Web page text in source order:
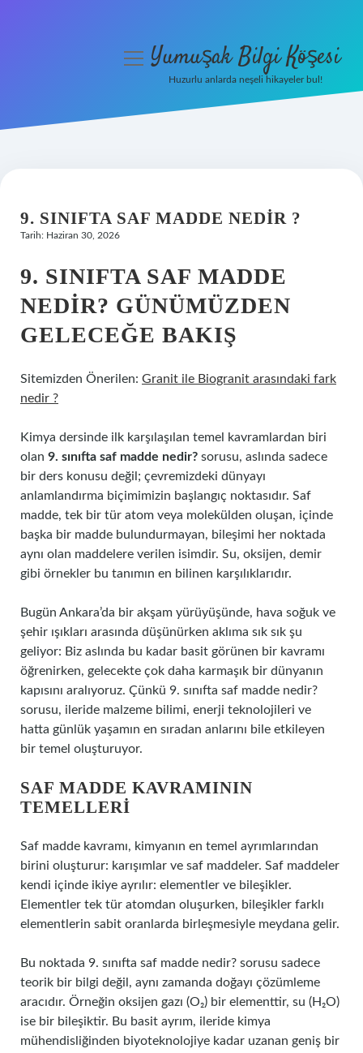
Hakkımızda
menüyüYumuşak Bilgi Köşesi
Huzurlu anlarda neşeli hikayeler bul!
9. SINIFTA SAF MADDE NEDIR ?
Tarih: Haziran 30, 2026
9. SINIFTA SAF MADDE
NEDIR? GÜNÜMÜZDEN
GELECEĞE BAKIŞ
Sitemizden Önerilen: Granit ile Biogranit arasındaki fark
nedir ?
Kimya dersinde ilk karşılaşılan temel kavramlardan biri
olan 9. sınıfta saf madde nedir? sorusu, aslında sadece
bir ders konusu değil; çevremizdeki dünyayı
anlamlandırma biçimimizin başlangıç noktasıdır. Saf
madde, tek bir tür atom veya molekülden oluşan, içinde
başka bir madde bulundurmayan, bileşimi her noktada
aynı olan maddelere verilen isimdir. Su, oksijen, demir
gibi örnekler bu tanımın en bilinen karşılıklarıdır.
Bugün Ankara’da bir akşam yürüyüşünde, hava soğuk ve
şehir ışıkları arasında düşünürken aklıma sık sık şu
geliyor: Biz aslında bu kadar basit görünen bir kavramı
öğrenirken, gelecekte çok daha karmaşık bir dünyanın
kapısını aralıyoruz. Çünkü 9. sınıfta saf madde nedir?
sorusu, ileride malzeme bilimi, enerji teknolojileri ve
hatta günlük yaşamın en sıradan anlarını bile etkileyen
bir temel oluşturuyor.
SAF MADDE KAVRAMININ
TEMELLERI
Saf madde kavramı, kimyanın en temel ayrımlarından
birini oluşturur: karışımlar ve saf maddeler. Saf maddeler
kendi içinde ikiye ayrılır: elementler ve bileşikler.
Elementler tek tür atomdan oluşurken, bileşikler farklı
elementlerin sabit oranlarda birleşmesiyle meydana gelir.
Bu noktada 9. sınıfta saf madde nedir? sorusu sadece
teorik bir bilgi değil, aynı zamanda doğayı çözümleme
aracıdır. Örneğin oksijen gazı (O₂) bir elementtir, su (H₂O)
ise bir bileşiktir. Bu basit ayrım, ileride kimya
mühendisliğinden biyoteknolojiye kadar uzanan geniş bir